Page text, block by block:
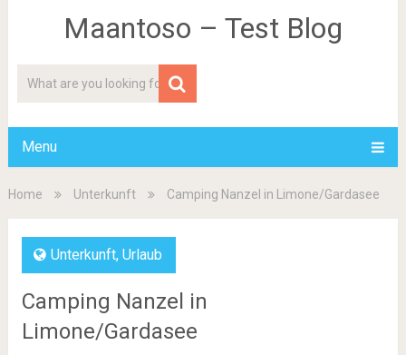
Maantoso – Test Blog
Menu
Home Unterkunft Camping Nanzel in Limone/Gardasee
Unterkunft, Urlaub
Camping Nanzel in
Limone/Gardasee